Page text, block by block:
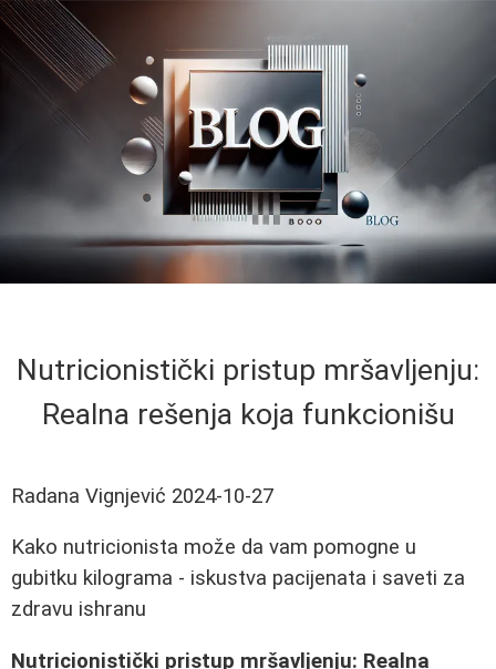
Nutricionistički pristup mršavljenju:
Realna rešenja koja funkcionišu
Radana Vignjević 2024-10-27
Kako nutricionista može da vam pomogne u
gubitku kilograma - iskustva pacijenata i saveti za
zdravu ishranu
Nutricionistički pristup mršavljenju: Realna